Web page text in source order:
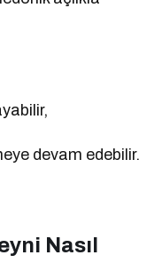
devam edebilir.
Nasıl